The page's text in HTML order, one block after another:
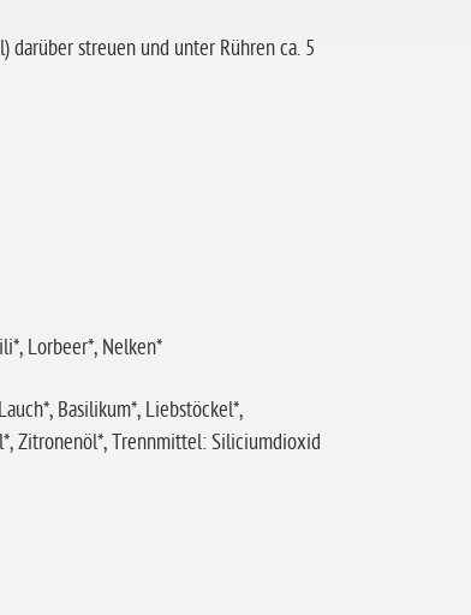
darüber streuen und unter Rühren ca. 5
Lorbeer*, Nelken*
Basilikum*, Liebstöckel*,
Zitronenöl*, Trennmittel: Siliciumdioxid